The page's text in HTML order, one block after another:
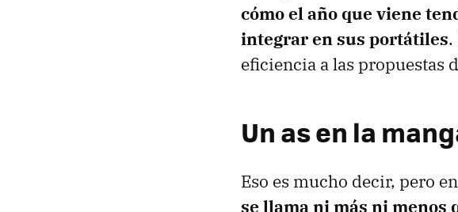
cómo el año que viene
integrar en sus portátiles.
eficiencia a las propuestas
Un as en la
Eso es mucho decir, pero
se llama ni más ni menos